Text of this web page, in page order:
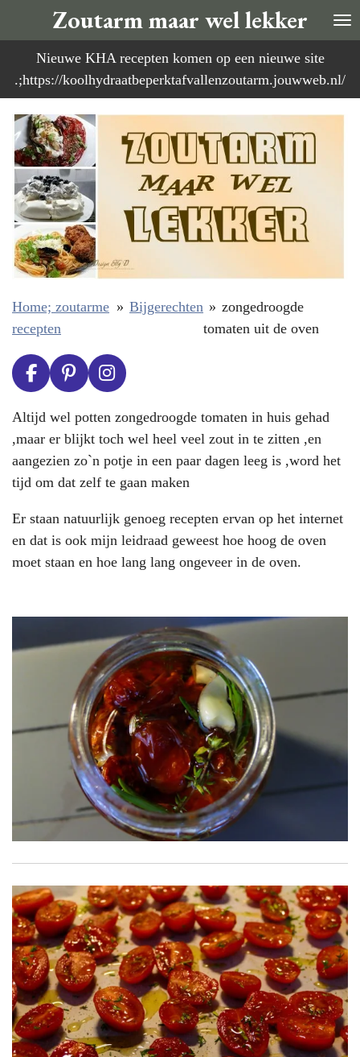
direct
naar
de
Zoutarm maar wel lekker
Nieuwe KHA recepten komen op een nieuwe site
.;https://koolhydraatbeperktafvallenzoutarm.jouwweb.nl/
Home; zoutarme
recepten
» Bijgerechten » zongedroogde
tomaten uit de oven
F
a
c
e
b
o
o
P
i
n
t
e
r
e
t
I
n
s
a
g
r
m
Altijd wel potten zongedroogde tomaten in huis gehad
,maar er blijkt toch wel heel veel zout in te zitten ,en
aangezien zo`n potje in een paar dagen leeg is ,word het
tijd om dat zelf te gaan maken
Er staan natuurlijk genoeg recepten ervan op het internet
en dat is ook mijn leidraad geweest hoe hoog de oven
moet staan en hoe lang lang ongeveer in de oven.